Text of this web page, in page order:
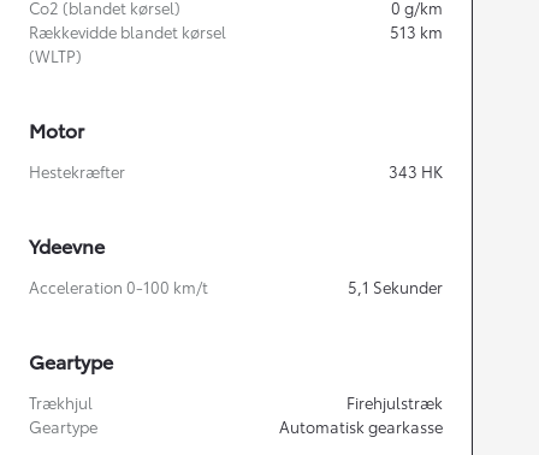
Co2 (blandet kørsel) 0 g/km
Rækkevidde blandet kørsel
(WLTP)
513 km
Motor
Hestekræfter 343 HK
Ydeevne
Acceleration 0-100 km/t 5,1 Sekunder
Geartype
Trækhjul
Firehjulstræk
Geartype
Automatisk gearkasse